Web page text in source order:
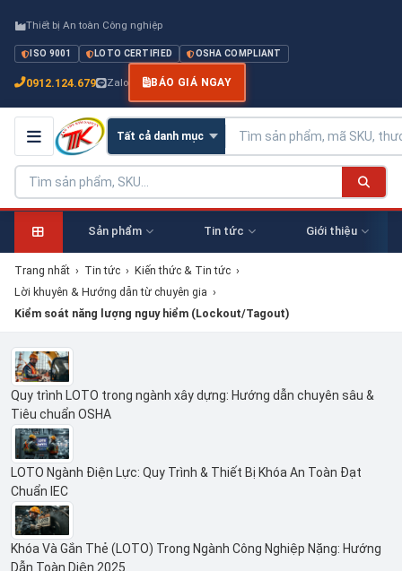
Thiết bị An toàn Công nghiệp
ISO 9001 LOTO CERTIFIED OSHA COMPLIANT
0912.124.679 Zalo BÁO GIÁ NGAY
Sản phẩm Tin tức Giới thiệu
Trang nhất › Tin tức › Kiến thức & Tin tức ›
Lời khuyên & Hướng dẫn từ chuyên gia ›
Kiểm soát năng lượng nguy hiểm (Lockout/Tagout)
Quy trình LOTO trong ngành xây dựng: Hướng dẫn chuyên sâu &
Tiêu chuẩn OSHA
LOTO Ngành Điện Lực: Quy Trình & Thiết Bị Khóa An Toàn Đạt
Chuẩn IEC
Khóa Và Gắn Thẻ (LOTO) Trong Ngành Công Nghiệp Nặng: Hướng
Dẫn Toàn Diện 2025